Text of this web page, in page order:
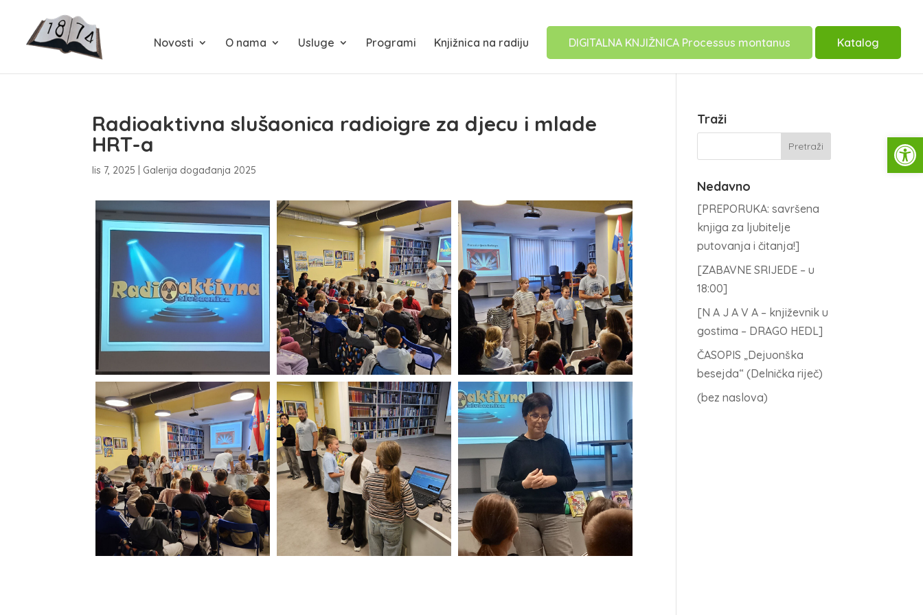
Novosti O nama Usluge Programi Knjižnica na radiju DIGITALNA KNJIŽNICA Processus montanus Katalog
Radioaktivna slušaonica radioigre za djecu i mlade
HRT-a
lis 7, 2025 Galerija događanja 2025
Traži
Nedavno
[PREPORUKA: savršena
knjiga za ljubitelje
putovanja i čitanja!]
[ZABAVNE SRIJEDE – u
18:00]
[N A J A V A – književnik u
gostima – DRAGO HEDL]
ČASOPIS „Dejuonška
besejda“ (Delnička riječ)
(bez naslova)